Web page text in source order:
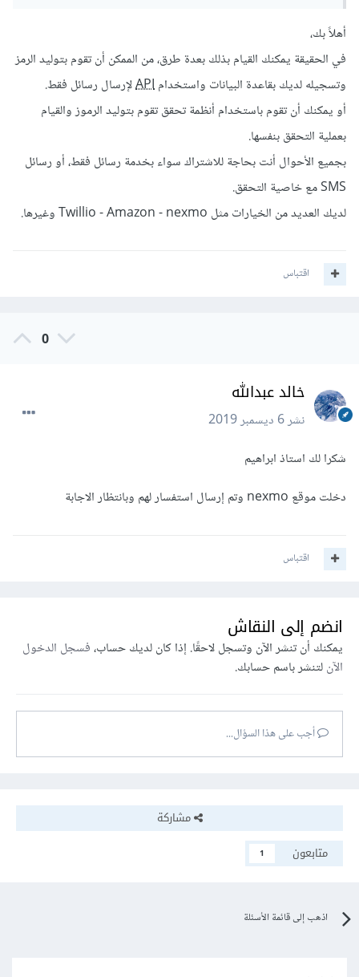
وشكرا لكم
أهلاً بك،
في الحقيقة يمكنك القيام بذلك بعدة طرق، من الممكن أن تقوم بتوليد الرمز
وتسجيله لديك بقاعدة البيانات واستخدامAPIلإرسال رسائل فقط.
أو يمكنك أن تقوم باستخدام أنظمة تحقق تقوم بتوليد الرموز والقيام
بعملية التحقق بنفسها.
بجميع الأحوال أنت بحاجة للاشتراك سواء بخدمة رسائل فقط، أو رسائل
SMS مع خاصية التحقق.
لديك العديد من الخيارات مثل Twillio - Amazon - nexmo وغيرها.
اقتباس
0
خالد عبدالله
نشر6 ديسمبر 2019
شكرا لك استاذ ابراهيم
دخلت موقع nexmo وتم إرسال استفسار لهم وبانتظار الاجابة
اقتباس
انضم إلى النقاش
يمكنك أن تنشر الآن وتسجل لاحقًا. إذا كان لديك حساب،فسجل الدخول
الآنلتنشر باسم حسابك.
أجب على هذا السؤال...
مشاركة
متابعون
1
اذهب إلى قائمة الأسئلة